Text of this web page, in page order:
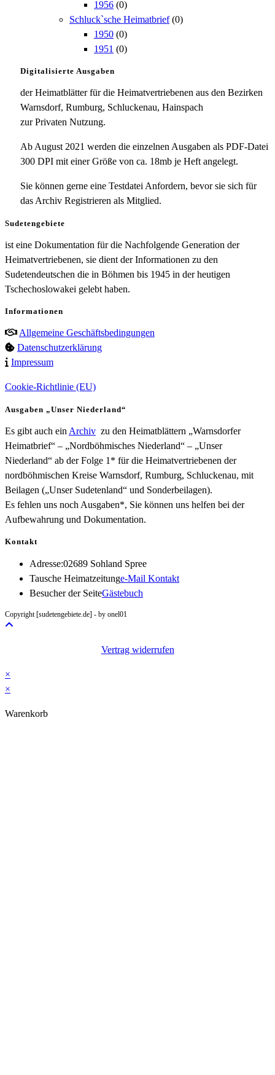
1956 (0)
Schluck`sche Heimatbrief (0)
1950 (0)
1951 (0)
Digitalisierte Ausgaben
der Heimatblätter für die Heimatvertriebenen aus den Bezirken
Warnsdorf, Rumburg, Schluckenau, Hainspach
zur Privaten Nutzung.
Ab August 2021 werden die einzelnen Ausgaben als PDF-Datei
300 DPI mit einer Größe von ca. 18mb je Heft angelegt.
Sie können gerne eine Testdatei Anfordern, bevor sie sich für
das Archiv Registrieren als Mitglied.
Sudetengebiete
ist eine Dokumentation für die Nachfolgende Generation der
Heimatvertriebenen, sie dient der Informationen zu den
Sudetendeutschen die in Böhmen bis 1945 in der heutigen
Tschechoslowakei gelebt haben.
Informationen
Allgemeine Geschäftsbedingungen
Datenschutzerklärung
Impressum
Cookie-Richtlinie (EU)
Ausgaben „Unser Niederland“
Es gibt auch ein Archiv zu den Heimatblättern „Warnsdorfer
Heimatbrief“ – „Nordböhmisches Niederland“ – „Unser
Niederland“ ab der Folge 1* für die Heimatvertriebenen der
nordböhmischen Kreise Warnsdorf, Rumburg, Schluckenau, mit
Beilagen („Unser Sudetenland“ und Sonderbeilagen).
Es fehlen uns noch Ausgaben*, Sie können uns helfen bei der
Aufbewahrung und Dokumentation.
Kontakt
Adresse:02689 Sohland Spree
Tausche Heimatzeitunge-Mail KontaktOpens
Besucher der SeiteGästebuch
Copyright [sudetengebiete.de] - by onel01
Vertrag widerrufen
×
×
Warenkorb